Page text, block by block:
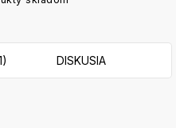
DISKUSIA